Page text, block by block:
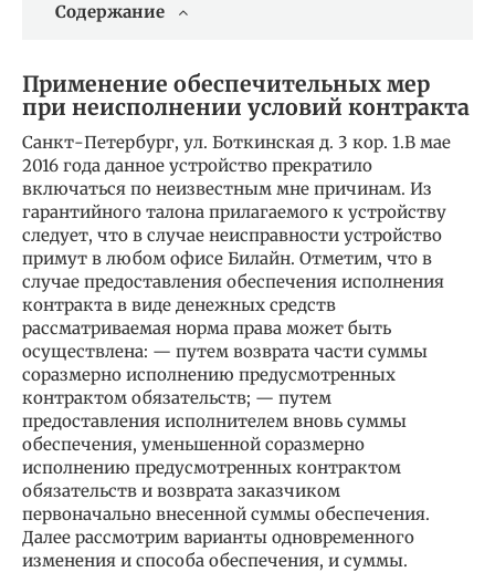
Содержание
Применение обеспечительных мер
при неисполнении условий контракта
Санкт-Петербург, ул. Боткинская д. 3 кор. 1.В мае
2016 года данное устройство прекратило
включаться по неизвестным мне причинам. Из
гарантийного талона прилагаемого к устройству
следует, что в случае неисправности устройство
примут в любом офисе Билайн. Отметим, что в
случае предоставления обеспечения исполнения
контракта в виде денежных средств
рассматриваемая норма права может быть
осуществлена: — путем возврата части суммы
соразмерно исполнению предусмотренных
контрактом обязательств; — путем
предоставления исполнителем вновь суммы
обеспечения, уменьшенной соразмерно
исполнению предусмотренных контрактом
обязательств и возврата заказчиком
первоначально внесенной суммы обеспечения.
Далее рассмотрим варианты одновременного
изменения и способа обеспечения, и суммы.